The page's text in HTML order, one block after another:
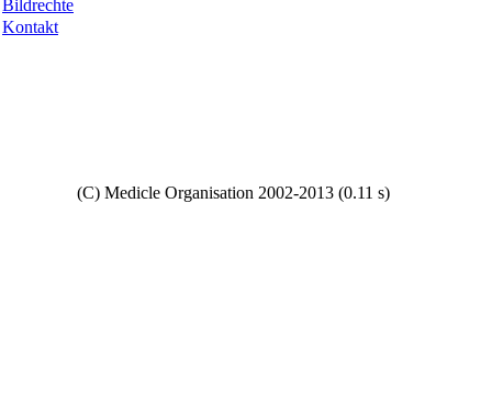
Bildrechte
Kontakt
(C) Medicle Organisation 2002-2013 (0.11 s)